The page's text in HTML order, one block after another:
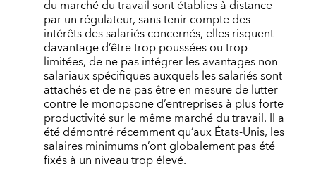
du marché du travail sont établies à distance
par un régulateur, sans tenir compte des
intérêts des salariés concernés, elles risquent
davantage d’être trop poussées ou trop
limitées, de ne pas intégrer les avantages non
salariaux spécifiques auxquels les salariés sont
attachés et de ne pas être en mesure de lutter
contre le monopsone d’entreprises à plus forte
productivité sur le même marché du travail. Il a
été démontré récemment qu’aux États-Unis, les
salaires minimums n’ont globalement pas été
fixés à un niveau trop élevé.